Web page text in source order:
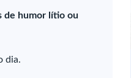
de humor lítio ou
dia.